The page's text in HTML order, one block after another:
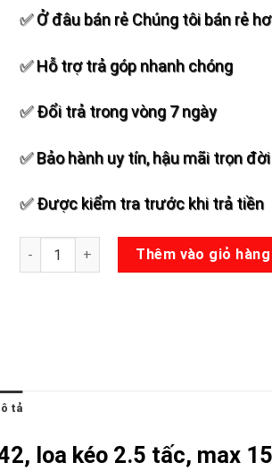
✅ Ở đâu bán rẻ Chúng tôi bán rẻ
✅ Hỗ trợ trả góp nhanh chóng
✅ Đổi trả trong vòng 7 ngày
✅ Bảo hành uy tín, hậu mãi trọn đời
✅ Được kiểm tra trước khi trả tiền
Loa kéo Temeisheng A8-42 số lượng
Thêm vào giỏ hàng
tả
loa kéo 2.5 tấc, max